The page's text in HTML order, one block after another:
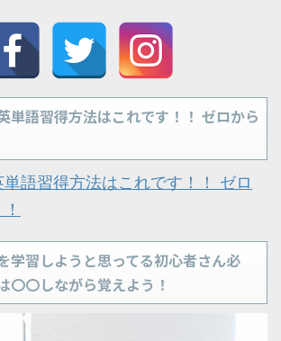
語習得方法はこれです！！ ゼロから
語習得方法はこれです！！ ゼロ
学習しようと思ってる初心者さん必
〇〇しながら覚えよう！